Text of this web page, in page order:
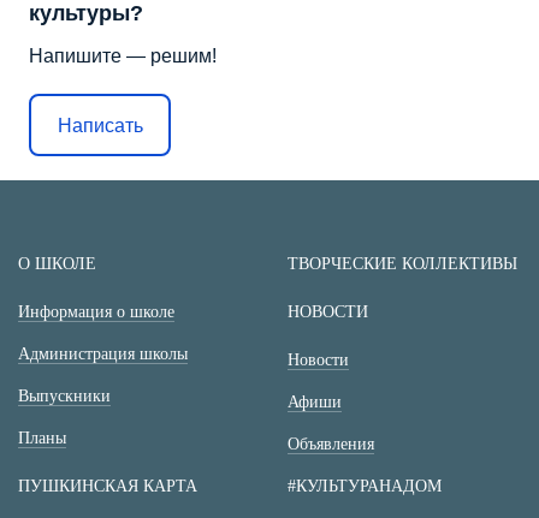
культуры?
Напишите — решим!
Написать
О ШКОЛЕ
Информация о школе
Администрация школы
Выпускники
Планы
ТВОРЧЕСКИЕ КОЛЛЕКТИВЫ
НОВОСТИ
Новости
Афиши
Объявления
ПУШКИНСКАЯ КАРТА #КУЛЬТУРАНАДОМ